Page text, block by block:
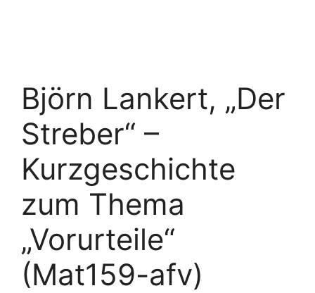
Björn Lankert, „Der
Streber“ –
Kurzgeschichte
zum Thema
„Vorurteile“
(Mat159-afv)